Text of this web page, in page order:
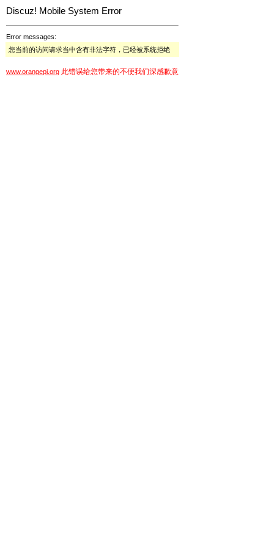
Discuz! Mobile System Error
Error messages:
您当前的访问请求当中含有非法字符，已经被系统拒绝
www.orangepi.org 此错误给您带来的不便我们深感歉意